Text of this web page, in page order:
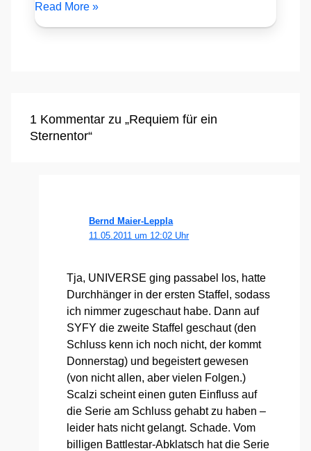
Read More »
1 Kommentar zu „Requiem für ein
Sternentor“
Bernd Maier-Leppla
11.05.2011 um 12:02 Uhr
Tja, UNIVERSE ging pas­sa­bel los, hat­te
Durch­hän­ger in der ers­ten Staf­fel, sodass
ich nim­mer zuge­schaut habe. Dann auf
SYFY die zwei­te Staf­fel geschaut (den
Schluss kenn ich noch nicht, der kommt
Don­ners­tag) und begeis­tert gewe­sen
(von nicht allen, aber vie­len Fol­gen.)
Scal­zi scheint einen guten Ein­fluss auf
die Serie am Schluss gehabt zu haben –
lei­der hats nicht gelangt. Scha­de. Vom
bil­li­gen Batt­le­star-Abklatsch hat die Serie